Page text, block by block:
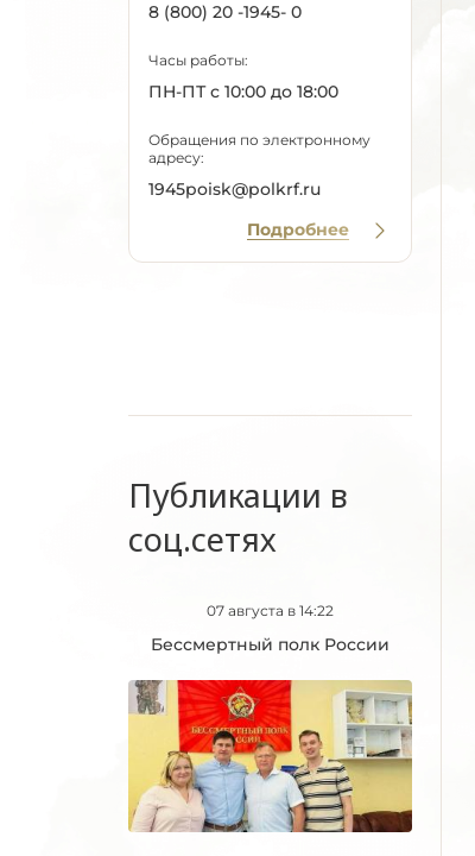
8 (800) 20 -1945- 0
Часы работы:
ПН-ПТ с 10:00 до 18:00
Обращения по электронному
адресу:
1945poisk@polkrf.ru
Подробнее
Публикации в
соц.сетях
07 августа в 14:22
Бессмертный полк России